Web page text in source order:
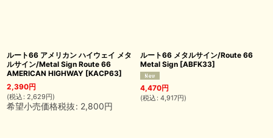
ルート66 アメリカン ハイウェイ メタ
ルサイン/Metal Sign Route 66
AMERICAN HIGHWAY [KACP63]
2,390円
(税込 : 2,629円)
希望小売価格税抜: 2,800円
ルート66 メタルサイン/Route 66
Metal Sign [ABFK33]
4,470円
(税込 : 4,917円)